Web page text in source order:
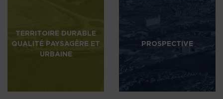
TERRITOIRE DURABLE
QUALITÉ PAYSAGÈRE ET
URBAINE
PROSPECTIVE